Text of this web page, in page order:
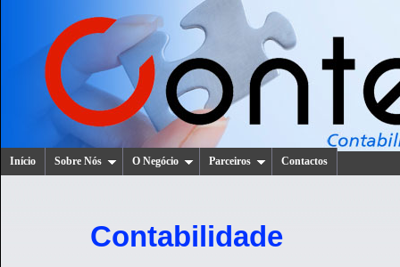
Início Sobre Nós O Negócio Parceiros Contactos
Contabilidade